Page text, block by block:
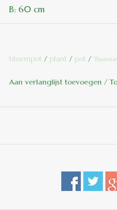
B: 60 cm
bellen of hij op voorraad is.
bloempot / plant / pot /
Aan verlanglijst toevoegen /